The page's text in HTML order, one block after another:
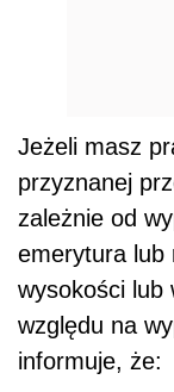
Jeżeli masz
przyznanej
zależnie od
emerytura lub
wysokości lub
względu na
informuje, że: